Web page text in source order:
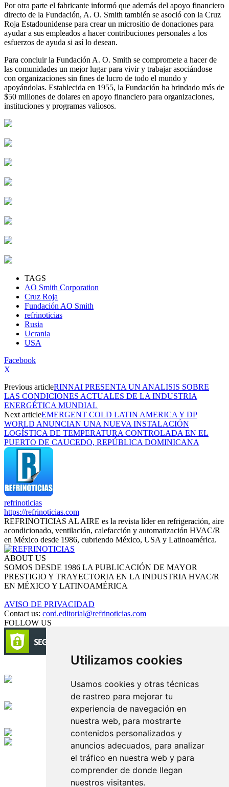
Utilizamos cookies
Usamos cookies y otras técnicas
de rastreo para mejorar tu
experiencia de navegación en
nuestra web, para mostrarte
contenidos personalizados y
anuncios adecuados, para analizar
el tráfico en nuestra web y para
comprender de donde llegan
nuestros visitantes.
Por otra parte el fabricante informó que además del apoyo financiero
directo de la Fundación, A. O. Smith también se asoció con la Cruz
Roja Estadounidense para crear un micrositio de donaciones para
ayudar a sus empleados a hacer contribuciones personales a los
esfuerzos de ayuda si así lo desean.
Para concluir la Fundación A. O. Smith se compromete a hacer de
las comunidades un mejor lugar para vivir y trabajar asociándose
con organizaciones sin fines de lucro de todo el mundo y
apoyándolas. Establecida en 1955, la Fundación ha brindado más de
$50 millones de dolares en apoyo financiero para organizaciones,
instituciones y programas valiosos.
TAGS
AO Smith Corporation
Cruz Roja
Fundación AO Smith
refrinoticias
Rusia
Ucrania
USA
Facebook
X
Previous articleRINNAI PRESENTA UN ANALISIS SOBRE
LAS CONDICIONES ACTUALES DE LA INDUSTRIA
ENERGÉTICA MUNDIAL
Next articleEMERGENT COLD LATIN AMERICA Y DP
WORLD ANUNCIAN UNA NUEVA INSTALACIÓN
LOGÍSTICA DE TEMPERATURA CONTROLADA EN EL
PUERTO DE CAUCEDO, REPÚBLICA DOMINICANA
refrinoticias
https://refrinoticias.com
REFRINOTICIAS AL AIRE es la revista líder en refrigeración, aire
acondicionado, ventilación, calefacción y automatización HVAC/R
en México desde 1986, cubriendo México, USA y Latinoamérica.
ABOUT US
SOMOS DESDE 1986 LA PUBLICACIÓN DE MAYOR
PRESTIGIO Y TRAYECTORIA EN LA INDUSTRIA HVAC/R
EN MÉXICO Y LATINOAMÉRICA
AVISO DE PRIVACIDAD
Contact us: cord.editorial@refrinoticias.com
FOLLOW US
Edición digital con tecnología
Playa Revolcadero 222 Col. Reforma Iztaccihuatl Norte C.P. 08810
CIUDAD DE MEXICO
Conmutador CIUDAD DE MEXICO (+52) 555 740 4476, 555 740